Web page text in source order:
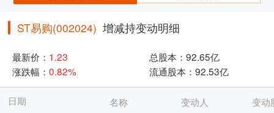
ST易购(002024) 增减持变动明细
最新价： 1.23 总股本： 92.65亿
涨跌幅： 0.82% 流通股本： 92.53亿
日期 名称 变动人 变动